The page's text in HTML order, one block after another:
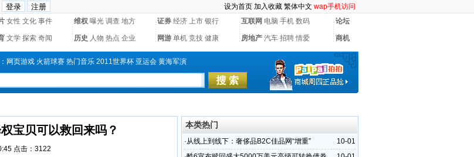
设为首页 加入收藏 繁体中文 wap手机访问
女性 文化 事件 维权 曝光 调查 地方 证券 经济 上市 银行 互联网 电脑 手机 数码 论坛
文学 探索 奇闻 历史 人物 热点 企业 网游 单机 竞技 健康 房地产 汽车 招聘 情爱 商机
网页游戏 火箭球赛 热门音乐 2011世界杯 亚运会 黄海军演
宝贝可以救回来吗？
点击： 3122
本类热门
10-01
·从线上到线下：奢侈品B2C佳品网“增重”